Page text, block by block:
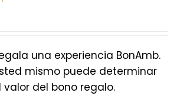
una experiencia BonAmb.
mismo puede determinar
valor del bono regalo.